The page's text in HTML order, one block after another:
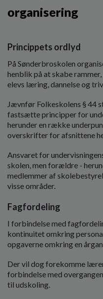
organisering
Princippets ordlyd
På Sønderbroskolen
henblik på at skabe
elevs læring, dannelse og
Jævnfør Folkeskolens § 44
fastsætte principper for
herunder en række
overskrifter for afsnittene
Ansvaret for
skolen, men forældre -
medlemmer af
visse områder.
Fagfordeling
I forbindelse med
kontinuitet omkring
opgaverne omkring en
Der vil dog forekomme
forbindelse med
til udskoling.